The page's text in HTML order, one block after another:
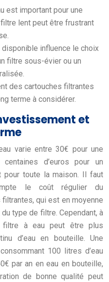
est important pour une
lent peut être frustrant
disponible influence le choix
filtre sous-évier ou un
des cartouches filtrantes
terme à considérer.
et
varie entre 30€ pour une
d’euros pour un
pour toute la maison. Il faut
le coût régulier du
qui est en moyenne
type de filtre. Cependant, à
filtre à eau peut être plus
d’eau en bouteille. Une
100 litres d’eau
par an en eau en bouteille,
de bonne qualité peut